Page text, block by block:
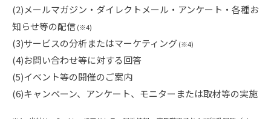
(2)メールマガジン・ダイレクトメール・アンケート・各種お
知らせ等の配信(※4)
(3)サービスの分析またはマーケティング(※4)
(4)お問い合わせ等に対する回答
(5)イベント等の開催のご案内
(6)キャンペーン、アンケート、モニターまたは取材等の実施